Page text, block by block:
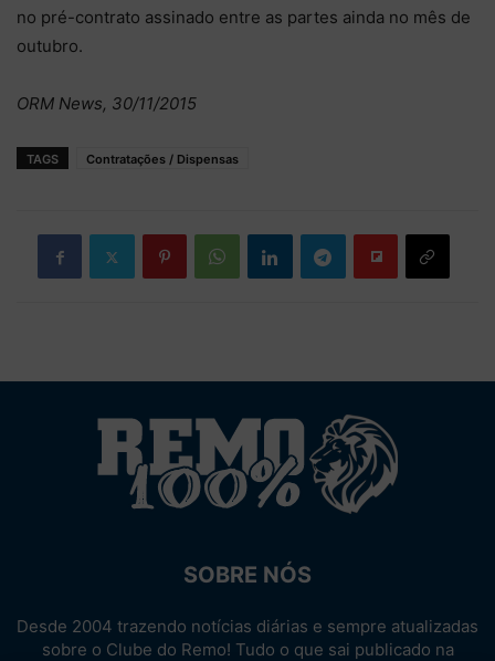
no pré-contrato assinado entre as partes ainda no mês de
outubro.
ORM News, 30/11/2015
TAGS Contratações / Dispensas
SOBRE NÓS
Desde 2004 trazendo notícias diárias e sempre atualizadas
sobre o Clube do Remo! Tudo o que sai publicado na